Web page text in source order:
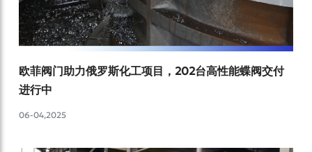
欧菲阀门助力俄罗斯化工项目，202台高性能蝶阀交付
进行中
06-04,2025